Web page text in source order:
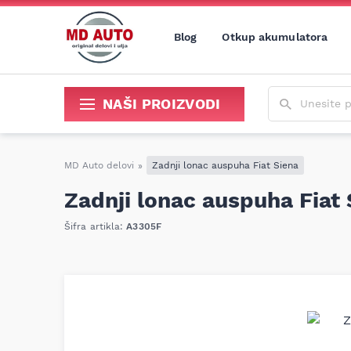
Blog Otkup akumulatora
NAŠI PROIZVODI
MD Auto delovi » Zadnji lonac auspuha Fiat Siena
Zadnji lonac auspuha Fiat
Šifra artikla:A3305F